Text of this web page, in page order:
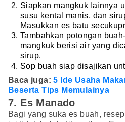
Siapkan mangkuk lainnya
susu kental manis, dan
Masukkan es batu
Tambahkan potongan
mangkuk berisi air yang
sirup.
Sop buah siap disajikan
Baca juga:5 Ide Usaha
Beserta Tips Memulainya
7. Es Manado
Bagi yang suka es buah,